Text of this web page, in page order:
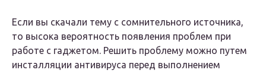
Если вы скачали тему с сомнительного источника,
то высока вероятность появления проблем при
работе с гаджетом. Решить проблему можно путем
инсталляции антивируса перед выполнением